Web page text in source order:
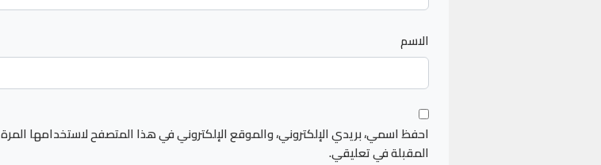
الاسم
احفظ اسمي، بريدي الإلكتروني، والموقع الإلكتروني في هذا المتصفح لاستخدامها المرة
المقبلة في تعليقي.